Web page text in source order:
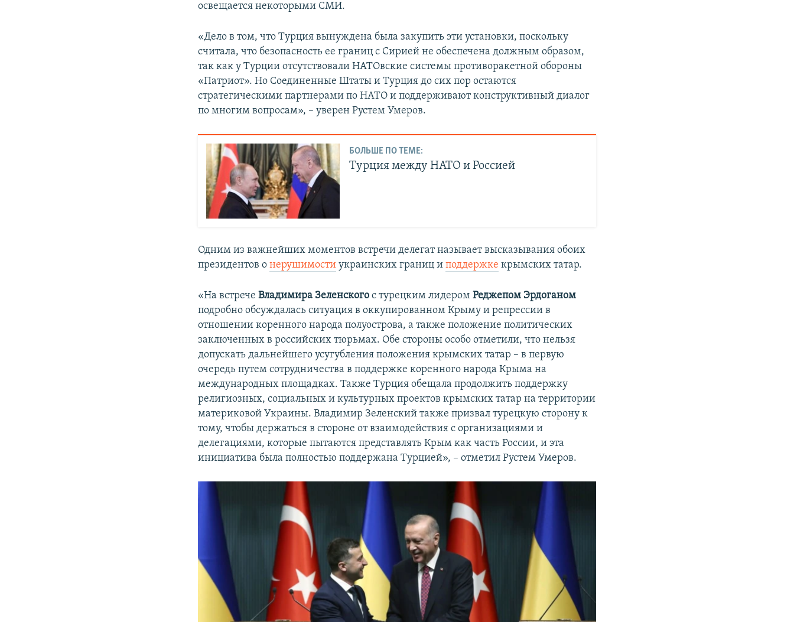
освещается некоторыми СМИ.
«Дело в том, что Турция вынуждена была закупить эти установки, поскольку
считала, что безопасность ее границ с Сирией не обеспечена должным образом,
так как у Турции отсутствовали НАТОвские системы противоракетной обороны
«Патриот». Но Соединенные Штаты и Турция до сих пор остаются
стратегическими партнерами по НАТО и поддерживают конструктивный диалог
по многим вопросам», – уверен Рустем Умеров.
БОЛЬШЕ ПО ТЕМЕ:
Турция между НАТО и Россией
Одним из важнейших моментов встречи делегат называет высказывания обоих
президентов онерушимости украинских границ иподдержке крымских татар.
«На встречеВладимира Зеленского с турецким лидеромРеджепом Эрдоганом
подробно обсуждалась ситуация в оккупированном Крыму и репрессии в
отношении коренного народа полуострова, а также положение политических
заключенных в российских тюрьмах. Обе стороны особо отметили, что нельзя
допускать дальнейшего усугубления положения крымских татар – в первую
очередь путем сотрудничества в поддержке коренного народа Крыма на
международных площадках. Также Турция обещала продолжить поддержку
религиозных, социальных и культурных проектов крымских татар на территории
материковой Украины. Владимир Зеленский также призвал турецкую сторону к
тому, чтобы держаться в стороне от взаимодействия с организациями и
делегациями, которые пытаются представлять Крым как часть России, и эта
инициатива была полностью поддержана Турцией», – отметил Рустем Умеров.